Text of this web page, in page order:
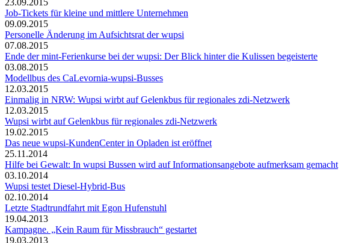
23.09.2015
Job-Tickets für kleine und mittlere Unternehmen
09.09.2015
Personelle Änderung im Aufsichtsrat der wupsi
07.08.2015
Ende der mint-Ferienkurse bei der wupsi: Der Blick hinter die Kulissen begeisterte
03.08.2015
Modellbus des CaLevornia-wupsi-Busses
12.03.2015
Einmalig in NRW: Wupsi wirbt auf Gelenkbus für regionales zdi-Netzwerk
12.03.2015
Wupsi wirbt auf Gelenkbus für regionales zdi-Netzwerk
19.02.2015
Das neue wupsi-KundenCenter in Opladen ist eröffnet
25.11.2014
Hilfe bei Gewalt: In wupsi Bussen wird auf Informationsangebote aufmerksam gemacht
03.10.2014
Wupsi testet Diesel-Hybrid-Bus
02.10.2014
Letzte Stadtrundfahrt mit Egon Hufenstuhl
19.04.2013
Kampagne. „Kein Raum für Missbrauch“ gestartet
19.03.2013